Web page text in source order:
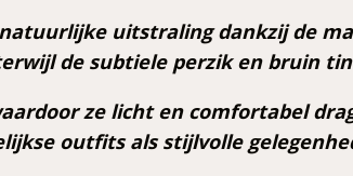
n
e
a
uitstraling dankzij de
de subtiele perzik en bruin
ze licht en comfortabel
outfits als stijlvolle